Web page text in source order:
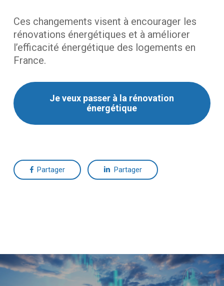
Ces changements visent à encourager les
rénovations énergétiques et à améliorer
l’efficacité énergétique des logements en
France.
Je veux passer à la rénovation
énergétique
Partager Partager